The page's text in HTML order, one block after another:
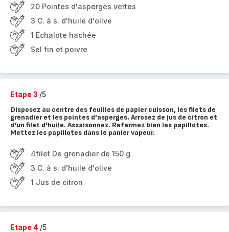
20 Pointes d'asperges vertes
3 C. à s. d'huile d'olive
1 Échalote hachée
Sel fin et poivre
Etape 3 /5
Disposez au centre des feuilles de papier cuisson, les filets de
grenadier et les pointes d'asperges. Arrosez de jus de citron et
d'un filet d'huile. Assaisonnez. Refermez bien les papillotes.
Mettez les papillotes dans le panier vapeur.
4filet De grenadier de 150 g
3 C. à s. d'huile d'olive
1 Jus de citron
Etape 4 /5